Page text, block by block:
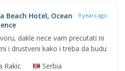
Beach Hotel, Ocean
9 years ago
dakle nece vam precutati ni
i drustveni kako i treba da budu
Rakic
Serbia